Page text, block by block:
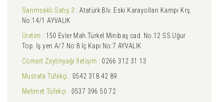
Sarımsaklı Satış 3 : Atatürk Blv. Eski Karayolları Kampı Krş.
No:14/1 AYVALIK
Üretim : 150 Evler Mah.Türkel Minibaş cad. No.12 SS.Uğur
Top. İş yeri A/7 No:8 İç Kapı No:7 AYVALIK
Cömert Zeytinyağı İletişim : 0266 312 31 13
Mustafa Tüfekçi : 0542 318 42 89
Mehmet Tüfekçi : 0537 396 50 72